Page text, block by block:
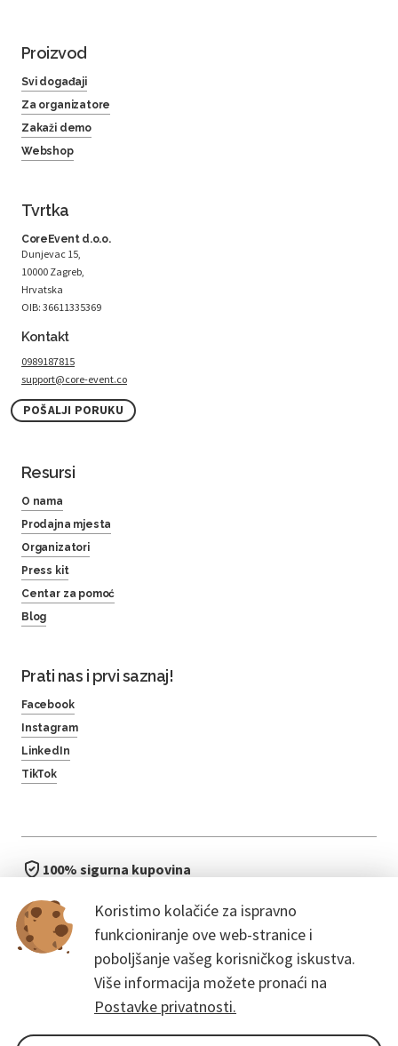
Koristimo kolačiće za ispravno
funkcioniranje ove web-stranice i
poboljšanje vašeg korisničkog iskustva.
Više informacija možete pronaći na
Postavke privatnosti.
Proizvod
Svi događaji
Za organizatore
Zakaži demo
Webshop
Tvrtka
CoreEvent d.o.o.
Dunjevac 15,
10000 Zagreb,
Hrvatska
OIB: 36611335369
Kontakt
0989187815
support@core-event.co
POŠALJI PORUKU
Resursi
O nama
Prodajna mjesta
Organizatori
Press kit
Centar za pomoć
Blog
Prati nas i prvi saznaj!
Facebook
Instagram
LinkedIn
TikTok
100% sigurna kupovina
bez čekanja u redu